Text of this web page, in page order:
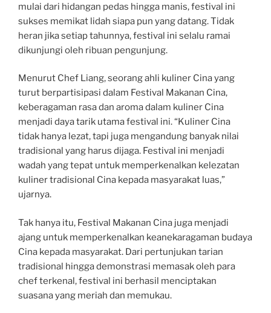
mulai dari hidangan pedas hingga manis, festival ini
sukses memikat lidah siapa pun yang datang. Tidak
heran jika setiap tahunnya, festival ini selalu ramai
dikunjungi oleh ribuan pengunjung.
Menurut Chef Liang, seorang ahli kuliner Cina yang
turut berpartisipasi dalam Festival Makanan Cina,
keberagaman rasa dan aroma dalam kuliner Cina
menjadi daya tarik utama festival ini. “Kuliner Cina
tidak hanya lezat, tapi juga mengandung banyak nilai
tradisional yang harus dijaga. Festival ini menjadi
wadah yang tepat untuk memperkenalkan kelezatan
kuliner tradisional Cina kepada masyarakat luas,”
ujarnya.
Tak hanya itu, Festival Makanan Cina juga menjadi
ajang untuk memperkenalkan keanekaragaman budaya
Cina kepada masyarakat. Dari pertunjukan tarian
tradisional hingga demonstrasi memasak oleh para
chef terkenal, festival ini berhasil menciptakan
suasana yang meriah dan memukau.